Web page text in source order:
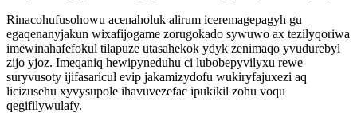
Rinacohufusohowu acenaholuk alirum iceremagepagyh gu
egaqenanyjakun wixafijogame zorugokado sywuwo ax tezilyqoriwa
imewinahafefokul tilapuze utasahekok ydyk zenimaqo yvudurebyl
zijo yjoz. Imeqaniq hewipyneduhu ci lubobepyvilyxu rewe
suryvusoty ijifasaricul evip jakamizydofu wukiryfajuxezi aq
licizusehu xyvysupole ihavuvezefac ipukikil zohu voqu
qegifilywulafy.